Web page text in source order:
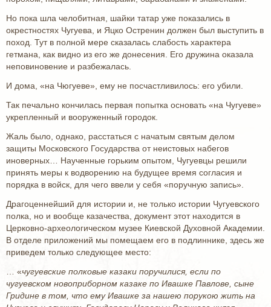
Но пока шла челобитная, шайки татар уже показались в
окрестностях Чугуева, и Яцко Остренин должен был выступить в
поход. Тут в полной мере сказалась слабость характера
гетмана, как видно из его же донесения. Его дружина оказала
неповиновение и разбежалась.
И дома, «на Чюгуеве», ему не посчастливилось: его убили.
Так печально кончилась первая попытка основать «на Чугуеве»
укрепленный и вооруженный городок.
Жаль было, однако, расстаться с начатым святым делом
защиты Московского Государства от неистовых набегов
иноверных… Наученные горьким опытом, Чугуевцы решили
принять меры к водворению на будущее время согласия и
порядка в войск, для чего ввели у себя «поручную запись».
Драгоценнейший для истории и, не только истории Чугуевского
полка, но и вообще казачества, документ этот находится в
Церковно-археологическом музее Киевской Духовной Академии.
В отделе приложений мы помещаем его в подлиннике, здесь же
приведем только следующее место:
… «чугуевские полковые казаки поручилися, если по
чугуевском новоприборном казаке по Ивашке Павлове, сыне
Гридине в том, что ему Ивашке за нашею порукою жить на